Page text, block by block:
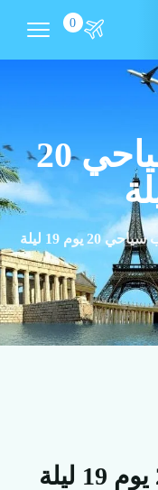
0
رحلة جروب سياحي 20
يوم 19 ليلة